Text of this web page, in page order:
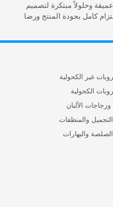
وحلولاً مبتكرة لتصميم
كامل بجودة المنتج ورضا
غير الكحولية
الكحولية
الألبان
والمنظفات
والبهارات